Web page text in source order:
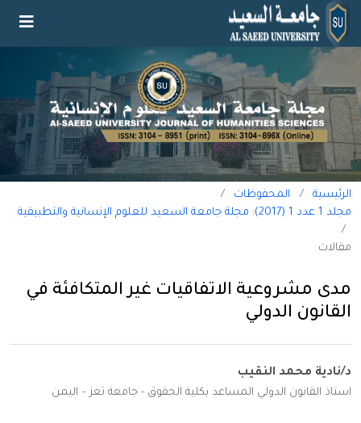
الرئيسية / المحفوظات
/
مجلد 1 عدد 1 (2017): مجلة جامعة السعيد للعلوم الإنسانية والتطبيقية
/
مقالات
مدى مشروعية الاتفاقيات غير المتكافئة في
القانون الدولي
د/نادية محمد النقيب
استاذ القانون الدولي المساعد بكلية الحقوق - جامعة تعز – اليمن